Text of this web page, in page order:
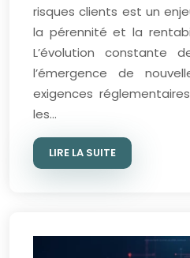
risques clients est un
la pérennité et la
L’évolution constante
l’émergence de
exigences
les…
LIRE LA SUITE